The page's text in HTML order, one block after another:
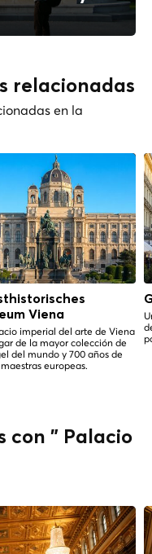
relacionadas
en la
Viena
imperial del arte de Viena
de la mayor colección de
del mundo y 700 años de
europeas.
con " Palacio